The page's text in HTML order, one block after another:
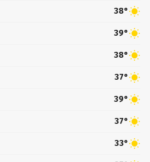
38°
39°
38°
37°
39°
37°
33°